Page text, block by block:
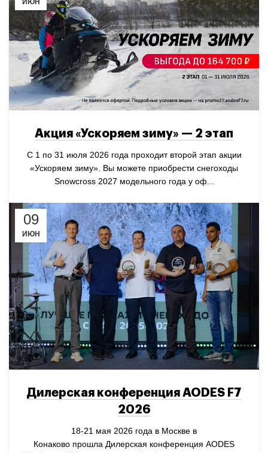
ИЮН
Акция «Ускоряем зиму» — 2 этап
С 1 по 31 июля 2026 года проходит второй этап акции
«Ускоряем зиму». Вы можете приобрести снегоходы
Snowcross 2027 модельного года у оф...
09
ИЮН
Дилерская конференция AODES F7
2026
18-21 мая 2026 года в Москве в
Конаково прошла Дилерская конференция AODES